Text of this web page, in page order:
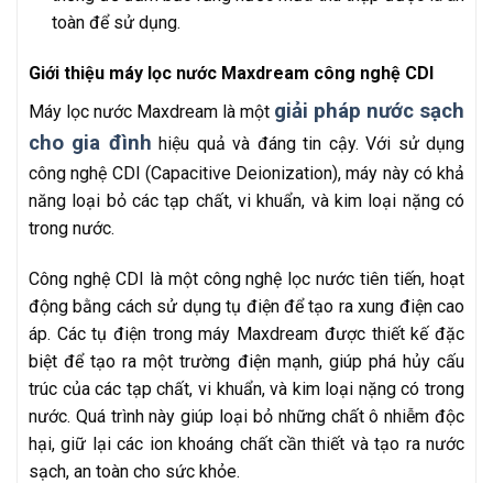
toàn để sử dụng.
Giới thiệu máy lọc nước Maxdream công nghệ CDI
Máy lọc nước Maxdream là một giải pháp nước sạch
cho gia đình hiệu quả và đáng tin cậy. Với sử dụng
công nghệ CDI (Capacitive Deionization), máy này có khả
năng loại bỏ các tạp chất, vi khuẩn, và kim loại nặng có
trong nước.
Công nghệ CDI là một công nghệ lọc nước tiên tiến, hoạt
động bằng cách sử dụng tụ điện để tạo ra xung điện cao
áp. Các tụ điện trong máy Maxdream được thiết kế đặc
biệt để tạo ra một trường điện mạnh, giúp phá hủy cấu
trúc của các tạp chất, vi khuẩn, và kim loại nặng có trong
nước. Quá trình này giúp loại bỏ những chất ô nhiễm độc
hại, giữ lại các ion khoáng chất cần thiết và tạo ra nước
sạch, an toàn cho sức khỏe.